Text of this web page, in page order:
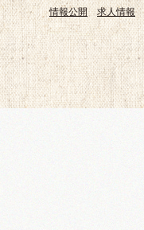
情報公開
求人情報